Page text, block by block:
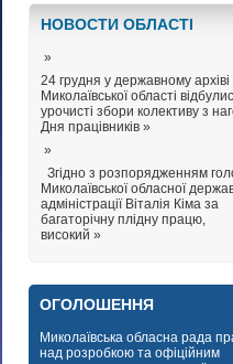
НОВОСТИ ОБЛАСТI
»
24 грудня у державному архіві
Миколаївської області
урочисті збори колективу з
Дня працівників »
»
Згідно з розпорядженням
Миколаївської обласної
адміністрації Віталія Кіма за
багаторічну плідну працю,
високий »
ОГОЛОШЕННЯ
Миколаївська обласна рада
над розробкою та офіційним